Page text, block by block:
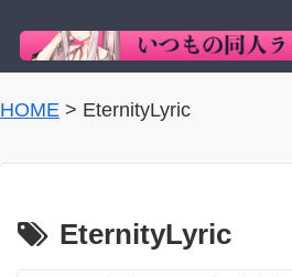
HOME > EternityLyric
EternityLyric